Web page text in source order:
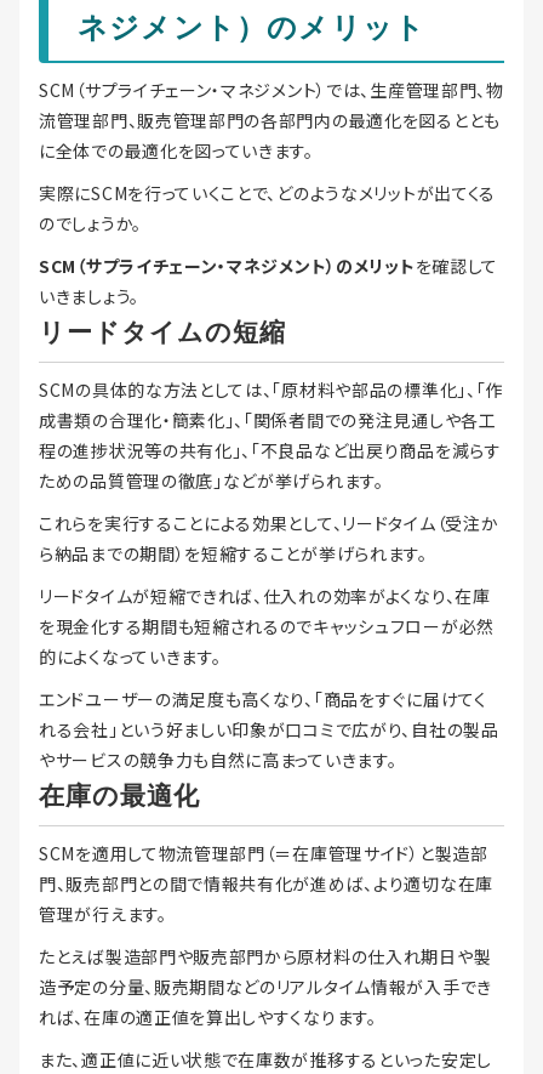
ネジメント）のメリット
SCM（サプライチェーン・マネジメント）では、生産管理部門、物
流管理部門、販売管理部門の各部門内の最適化を図るととも
に全体での最適化を図っていきます。
実際にSCMを行っていくことで、どのようなメリットが出てくる
のでしょうか。
SCM（サプライチェーン・マネジメント）のメリットを確認して
いきましょう。
リードタイムの短縮
SCMの具体的な方法としては、「原材料や部品の標準化」、「作
成書類の合理化・簡素化」、「関係者間での発注見通しや各工
程の進捗状況等の共有化」、「不良品など出戻り商品を減らす
ための品質管理の徹底」などが挙げられます。
これらを実行することによる効果として、リードタイム（受注か
ら納品までの期間）を短縮することが挙げられます。
リードタイムが短縮できれば、仕入れの効率がよくなり、在庫
を現金化する期間も短縮されるのでキャッシュフローが必然
的によくなっていきます。
エンドユーザーの満足度も高くなり、「商品をすぐに届けてく
れる会社」という好ましい印象が口コミで広がり、自社の製品
やサービスの競争力も自然に高まっていきます。
在庫の最適化
SCMを適用して物流管理部門（＝在庫管理サイド）と製造部
門、販売部門との間で情報共有化が進めば、より適切な在庫
管理が行えます。
たとえば製造部門や販売部門から原材料の仕入れ期日や製
造予定の分量、販売期間などのリアルタイム情報が入手でき
れば、在庫の適正値を算出しやすくなります。
また、適正値に近い状態で在庫数が推移するといった安定し